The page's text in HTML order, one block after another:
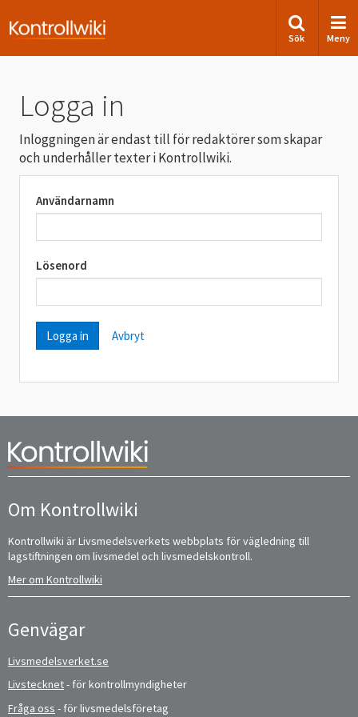
Sök Meny
Logga in
Inloggningen är endast till för redaktörer som skapar
och underhåller texter i Kontrollwiki.
Användarnamn
Lösenord
Avbryt
Om Kontrollwiki
Kontrollwiki är Livsmedelsverkets webbplats för vägledning till
lagstiftningen om livsmedel och livsmedelskontroll.
Mer om Kontrollwiki
Genvägar
Livsmedelsverket.se
Livstecknet- för kontrollmyndigheter
Fråga oss - för livsmedelsföretag